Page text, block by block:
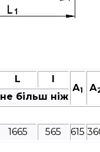
L
А1 А
не більш ніж
1665 565 615